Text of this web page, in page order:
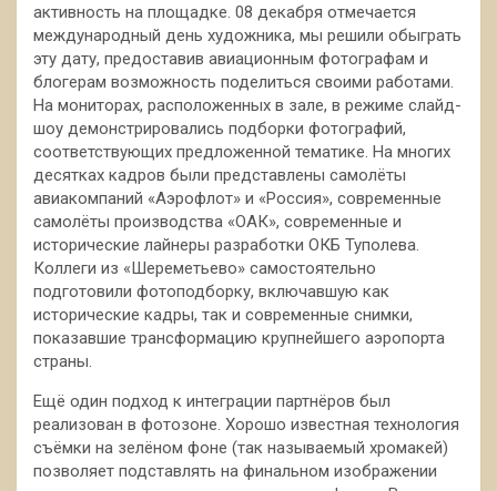
активность на площадке. 08 декабря отмечается
международный день художника, мы решили обыграть
эту дату, предоставив авиационным фотографам и
блогерам возможность поделиться своими работами.
На мониторах, расположенных в зале, в режиме слайд-
шоу демонстрировались подборки фотографий,
соответствующих предложенной тематике. На многих
десятках кадров были представлены самолёты
авиакомпаний «Аэрофлот» и «Россия», современные
самолёты производства «ОАК», современные и
исторические лайнеры разработки ОКБ Туполева.
Коллеги из «Шереметьево» самостоятельно
подготовили фотоподборку, включавшую как
исторические кадры, так и современные снимки,
показавшие трансформацию крупнейшего аэропорта
страны.
Ещё один подход к интеграции партнёров был
реализован в фотозоне. Хорошо известная технология
съёмки на зелёном фоне (так называемый хромакей)
позволяет подставлять на финальном изображении